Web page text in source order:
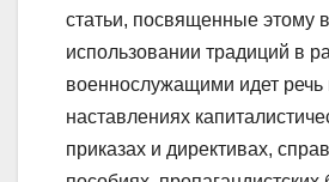
статьи, посвященные этому
использовании традиций в
военнослужащими идет речь
наставлениях
приказах и директивах,